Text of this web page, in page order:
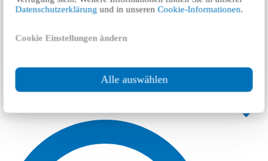
Datenschutzerklärung und in unserenCookie-Informationen.
Cookie Einstellungen ändern
Alle auswählen